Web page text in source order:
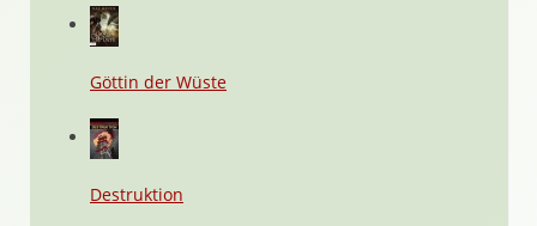
Göttin der Wüste
Destruktion